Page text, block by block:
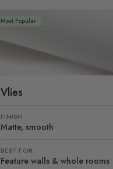
Most Popular
Vlies
FINISH
Matte, smooth
BEST FOR
Feature walls & whole rooms